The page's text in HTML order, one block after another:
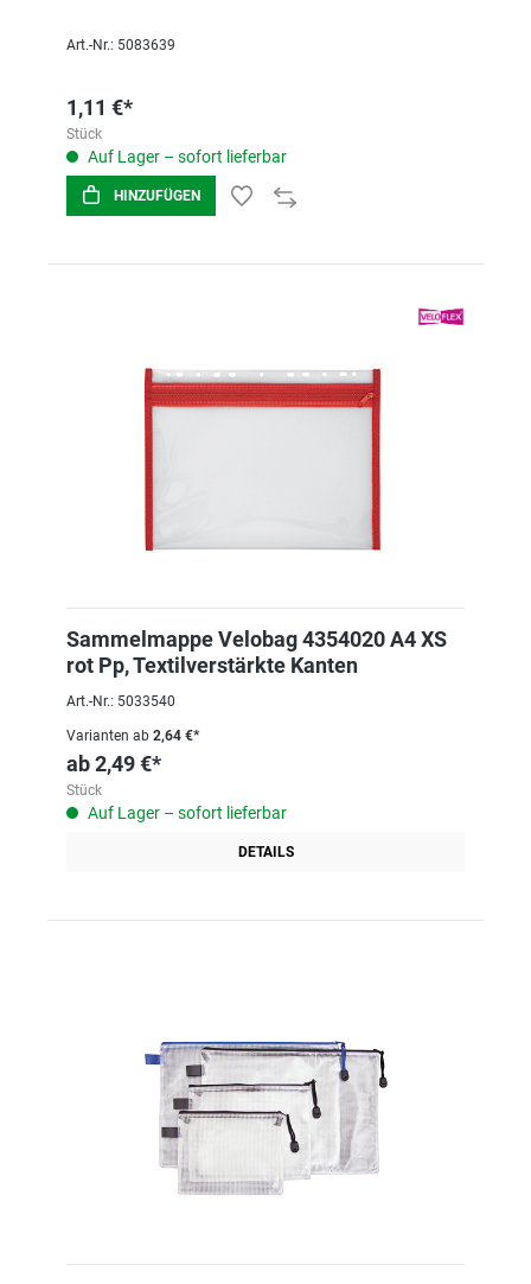
Art.-Nr.: 5083639
1,11 €*
Stück
Auf Lager – sofort lieferbar
HINZUFÜGEN
Sammelmappe Velobag 4354020 A4 XS
rot Pp, Textilverstärkte Kanten
Art.-Nr.: 5033540
Varianten ab 2,64 €*
ab2,49 €*
Stück
Auf Lager – sofort lieferbar
DETAILS